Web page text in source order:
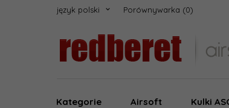
język polski Porównywarka
Kategorie Airsoft Kulki